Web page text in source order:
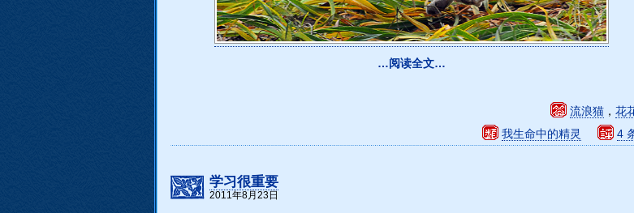
…阅读全文…
流浪猫 ， 花
4
我生命中的精灵
学习很重要
2011年8月23日